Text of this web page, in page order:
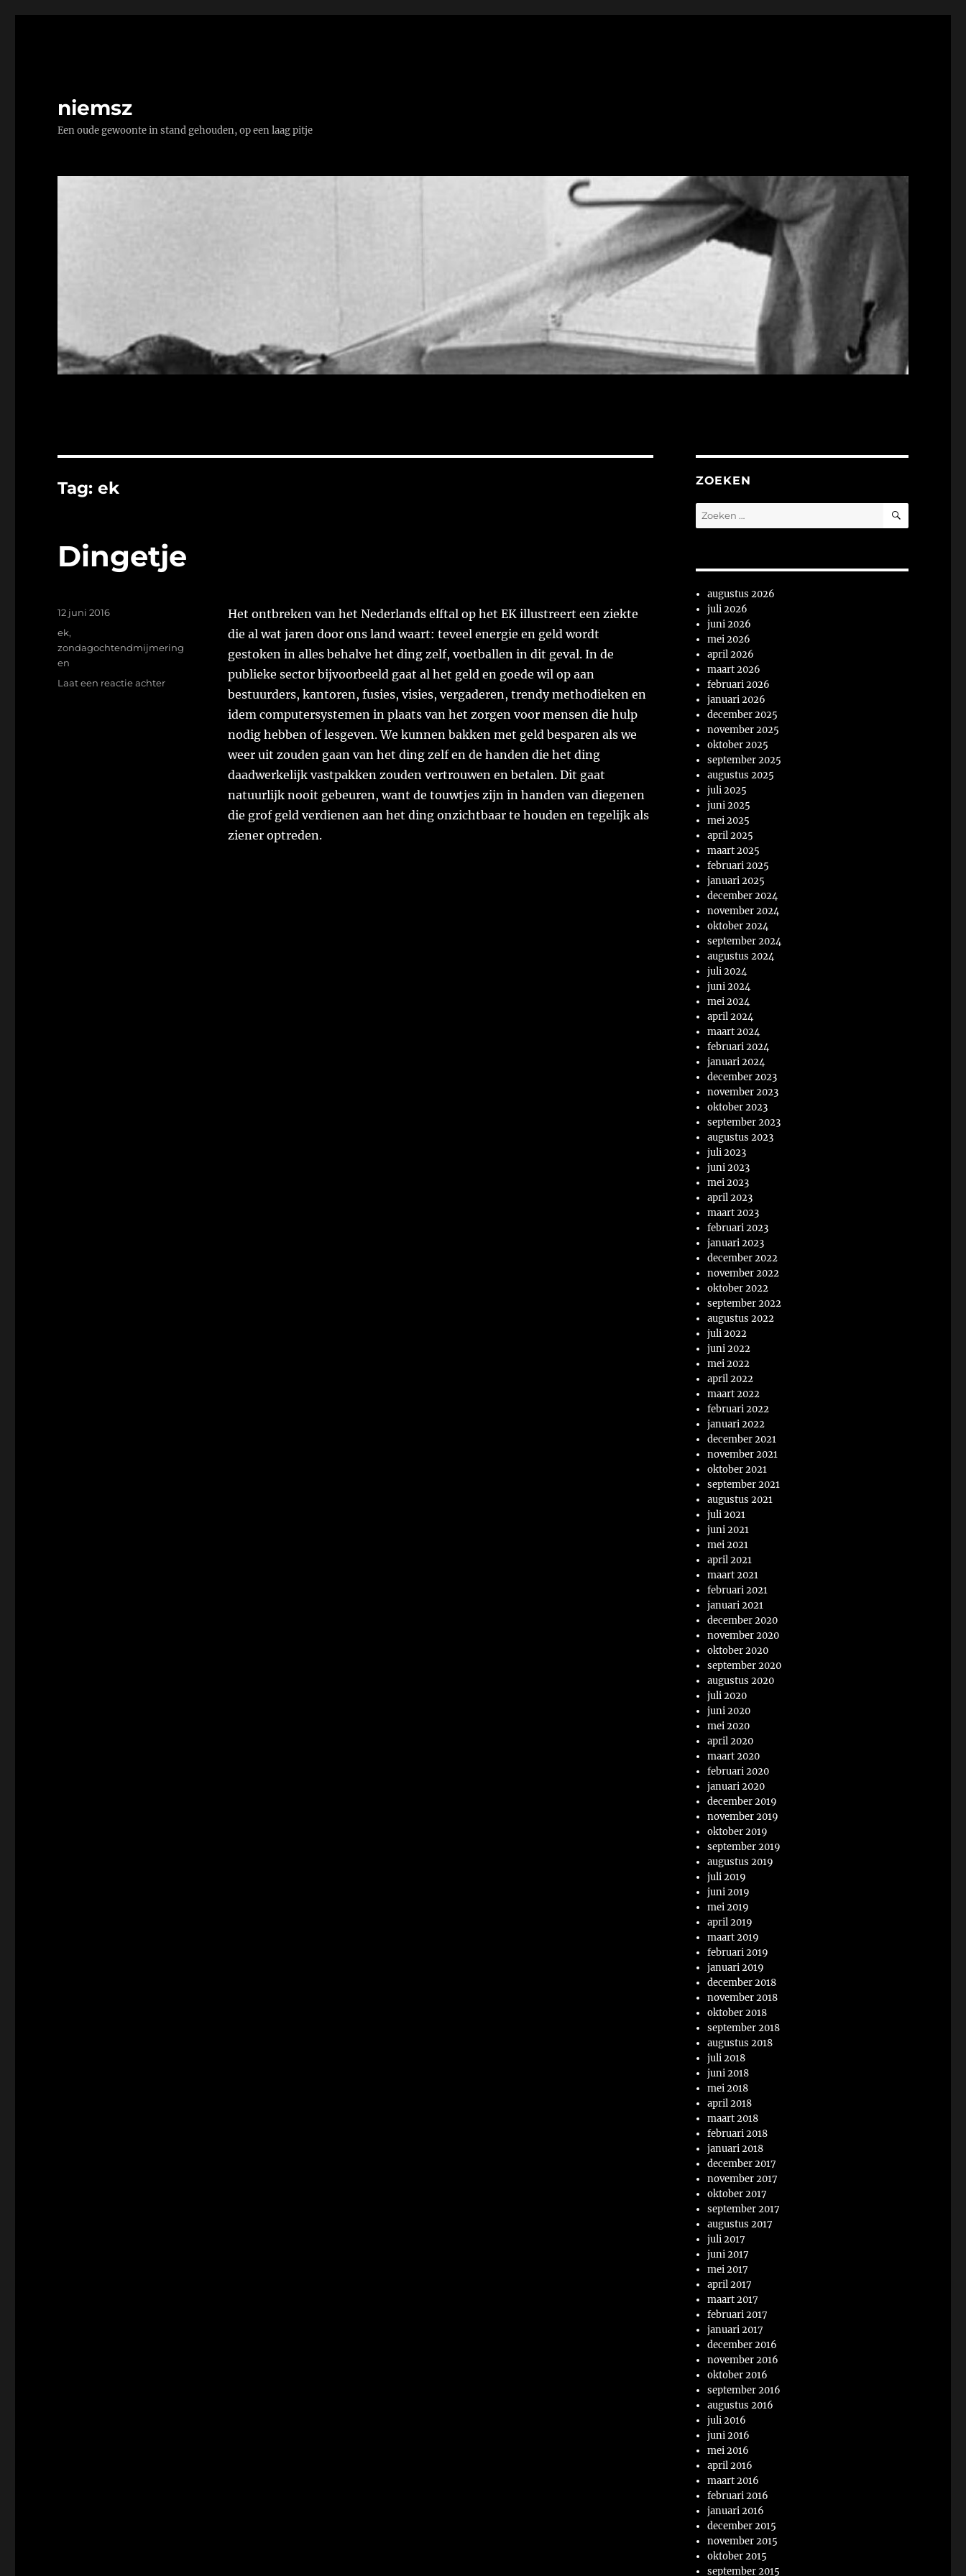
niemsz
Een oude gewoonte in stand gehouden, op een laag pitje
Tag:ek
Dingetje
Het ontbreken van het Nederlands elftal op het EK illustreert een ziekte
die al wat jaren door ons land waart: teveel energie en geld wordt
gestoken in alles behalve het ding zelf, voetballen in dit geval. In de
publieke sector bijvoorbeeld gaat al het geld en goede wil op aan
bestuurders, kantoren, fusies, visies, vergaderen, trendy methodieken en
idem computersystemen in plaats van het zorgen voor mensen die hulp
nodig hebben of lesgeven. We kunnen bakken met geld besparen als we
weer uit zouden gaan van het ding zelf en de handen die het ding
daadwerkelijk vastpakken zouden vertrouwen en betalen. Dit gaat
natuurlijk nooit gebeuren, want de touwtjes zijn in handen van diegenen
die grof geld verdienen aan het ding onzichtbaar te houden en tegelijk als
ziener optreden.
Geplaatst
op
12 juni 2016
Tags
ek,
zondagochtendmijmering
en
Laat een reactie achterop
ZOEKEN
Zoeken
naar:
ZOEKEN
augustus 2026
juli 2026
juni 2026
mei 2026
april 2026
maart 2026
februari 2026
januari 2026
december 2025
november 2025
oktober 2025
september 2025
augustus 2025
juli 2025
juni 2025
mei 2025
april 2025
maart 2025
februari 2025
januari 2025
december 2024
november 2024
oktober 2024
september 2024
augustus 2024
juli 2024
juni 2024
mei 2024
april 2024
maart 2024
februari 2024
januari 2024
december 2023
november 2023
oktober 2023
september 2023
augustus 2023
juli 2023
juni 2023
mei 2023
april 2023
maart 2023
februari 2023
januari 2023
december 2022
november 2022
oktober 2022
september 2022
augustus 2022
juli 2022
juni 2022
mei 2022
april 2022
maart 2022
februari 2022
januari 2022
december 2021
november 2021
oktober 2021
september 2021
augustus 2021
juli 2021
juni 2021
mei 2021
april 2021
maart 2021
februari 2021
januari 2021
december 2020
november 2020
oktober 2020
september 2020
augustus 2020
juli 2020
juni 2020
mei 2020
april 2020
maart 2020
februari 2020
januari 2020
december 2019
november 2019
oktober 2019
september 2019
augustus 2019
juli 2019
juni 2019
mei 2019
april 2019
maart 2019
februari 2019
januari 2019
december 2018
november 2018
oktober 2018
september 2018
augustus 2018
juli 2018
juni 2018
mei 2018
april 2018
maart 2018
februari 2018
januari 2018
december 2017
november 2017
oktober 2017
september 2017
augustus 2017
juli 2017
juni 2017
mei 2017
april 2017
maart 2017
februari 2017
januari 2017
december 2016
november 2016
oktober 2016
september 2016
augustus 2016
juli 2016
juni 2016
mei 2016
april 2016
maart 2016
februari 2016
januari 2016
december 2015
november 2015
oktober 2015
september 2015